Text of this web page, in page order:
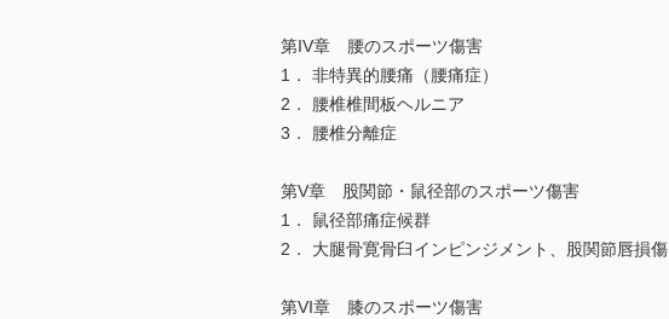
第IV章 腰のスポーツ傷害
1． 非特異的腰痛（腰痛症）
2． 腰椎椎間板ヘルニア
3． 腰椎分離症
第V章 股関節・鼠径部のスポーツ傷害
1． 鼠径部痛症候群
2． 大腿骨寛骨臼インピンジメント、股関節唇損傷
第VI章 膝のスポーツ傷害